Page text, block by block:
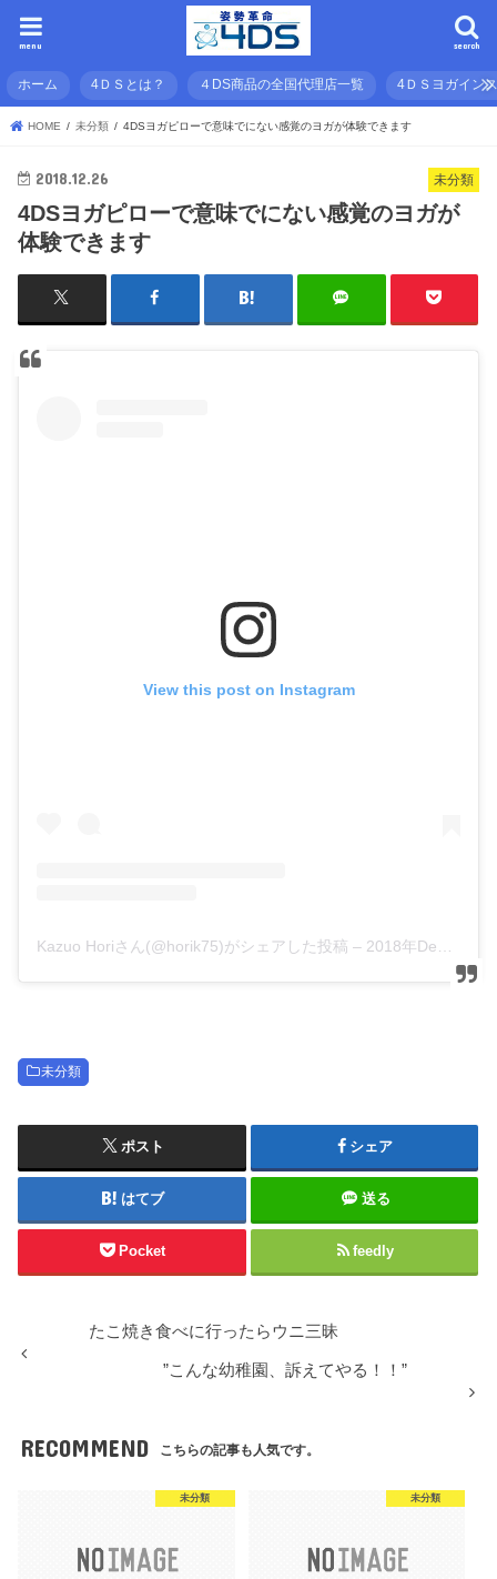
search
menu
ホーム 4ＤＳとは？ ４DS商品の全国代理店一覧 4ＤＳヨガイン
HOME 未分類 4DSヨガピローで意味でにない感覚のヨガが体験できます
未分類
2018.12.26
4DSヨガピローで意味でにない感覚のヨガが
体験できます
View this post on Instagram
Kazuo Horiさん(@horik75)がシェアした投稿 – 2018年Dec月25日pm10時04分PST
未分類
ポスト シェア
はてブ 送る
Pocket feedly
たこ焼き食べに行ったらウニ三昧
”こんな幼稚園、訴えてやる！！”
RECOMMEND こちらの記事も人気です。
未分類 未分類